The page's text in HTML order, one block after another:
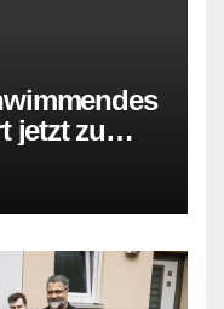
jetzt zu